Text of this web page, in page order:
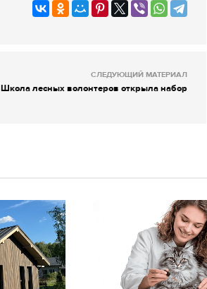
СЛЕДУЮЩИЙ МАТЕРИАЛ
Школа лесных волонтеров открыла набор